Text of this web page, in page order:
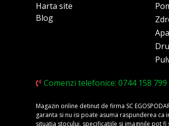
Harta site
Blog
Comenzi telefonice: 0744 158 799
Magazin online detinut de firma SC
garanta si nu isi poate asuma raspunderea
situatia stocului, specificatiile si imaginile pot